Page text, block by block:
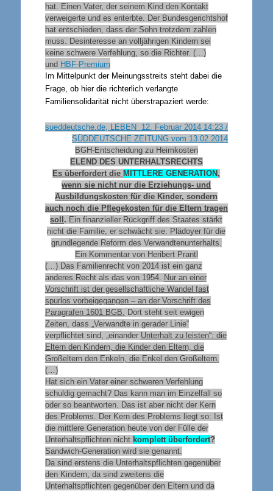
hat. Einen Vater, der seinem Kind den Kontakt
verweigerte und es enterbte. Der Bundesgerichtshof
hat entschieden, dass der Sohn trotzdem zahlen
muss. Desinteresse an volljährigen Kindern sei
keine schwere Verfehlung, so die Richter. (…)
und HBF-Premium
Im Mittelpunkt der Meinungsstreits steht dabei die
Frage, ob hier die richterlich verlangte
Familiensolidarität nicht überstrapaziert werde:
sueddeutsche.de, LEBEN 12. Februar 2014 14:23 /
SÜDDEUTSCHE ZEITUNG vom 13.02.2014
BGH-Entscheidung zu Heimkosten
ELEND DES UNTERHALTSRECHTS
Es überfordert dieMITTLERE GENERATION,
wenn sie nicht nur die Erziehungs- und
Ausbildungskosten für die Kinder, sondern
auch noch die Pflegekosten für die Eltern tragen
soll. Ein finanzieller Rückgriff des Staates stärkt
nicht die Familie, er schwächt sie. Plädoyer für die
grundlegende Reform des Verwandtenunterhalts.
Ein Kommentar von Heribert Prantl
(…) Das Familienrecht von 2014 ist ein ganz
anderes Recht als das von 1954. Nur an einer
Vorschrift ist der gesellschaftliche Wandel fast
spurlos vorbeigegangen – an der Vorschrift des
Paragrafen 1601 BGB.
Dort steht seit ewigen
Zeiten, dass „Verwandte in gerader Linie“
verpflichtet sind, „einander Unterhalt zu leisten“: die
Eltern den Kindern, die Kinder den Eltern, die
Großeltern den Enkeln, die Enkel den Großeltern.
(…)
Hat sich ein Vater einer schweren Verfehlung
schuldig gemacht? Das kann man im Einzelfall so
oder so beantworten. Das ist aber nicht der Kern
des Problems. Der Kern des Problems liegt so: Ist
die mittlere Generation heute von der Fülle der
Unterhaltspflichten nicht komplett überfordert?
Sandwich-Generation wird sie genannt.
Da sind erstens die Unterhaltspflichten gegenüber
den Kindern, da sind zweitens die
Unterhaltspflichten gegenüber den Eltern und da